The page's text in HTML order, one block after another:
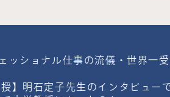
ッショナル仕事の流儀・世界一
】明石定子先生のインタビュー